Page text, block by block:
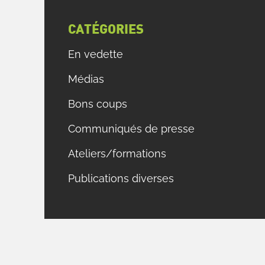
CATÉGORIES
En vedette
Médias
Bons coups
Communiqués de presse
Ateliers/formations
Publications diverses